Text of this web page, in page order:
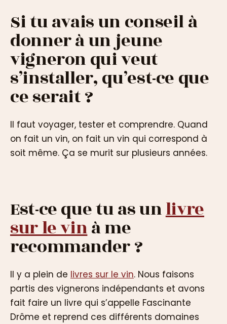
Si tu avais un conseil à
donner à un jeune
vigneron qui veut
s’installer, qu’est-ce que
ce serait ?
Il faut voyager, tester et comprendre. Quand
on fait un vin, on fait un vin qui correspond à
soit même. Ça se murit sur plusieurs années.
Est-ce que tu as unlivre
sur le vinà me
recommander ?
Il y a plein de livres sur le vin. Nous faisons
partis des vignerons indépendants et avons
fait faire un livre qui s’appelle Fascinante
Drôme et reprend ces différents domaines